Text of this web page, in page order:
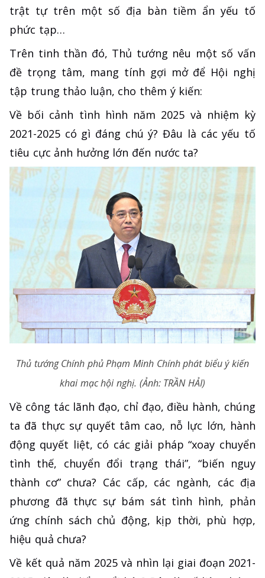
trật tự trên một số địa bàn tiềm ẩn yếu tố
phức tạp…
Trên tinh thần đó, Thủ tướng nêu một số vấn
đề trọng tâm, mang tính gợi mở để Hội nghị
tập trung thảo luận, cho thêm ý kiến:
Về bối cảnh tình hình năm 2025 và nhiệm kỳ
2021-2025 có gì đáng chú ý? Đâu là các yếu tố
tiêu cực ảnh hưởng lớn đến nước ta?
Thủ tướng Chính phủ Phạm Minh Chính phát biểu ý kiến
khai mạc hội nghị. (Ảnh: TRẦN HẢI)
Về công tác lãnh đạo, chỉ đạo, điều hành, chúng
ta đã thực sự quyết tâm cao, nỗ lực lớn, hành
động quyết liệt, có các giải pháp “xoay chuyển
tình thế, chuyển đổi trạng thái”, “biến nguy
thành cơ” chưa? Các cấp, các ngành, các địa
phương đã thực sự bám sát tình hình, phản
ứng chính sách chủ động, kịp thời, phù hợp,
hiệu quả chưa?
Về kết quả năm 2025 và nhìn lại giai đoạn 2021-